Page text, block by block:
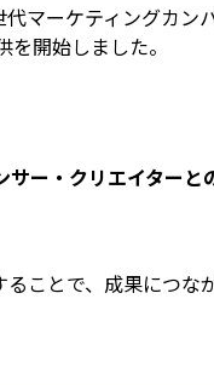
マーケティングカ
開始しました。
ー・クリエイター
ことで、成果につ